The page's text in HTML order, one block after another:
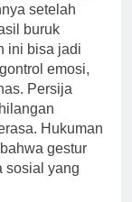
setelah
buruk
ini bisa jadi
emosi,
Persija
Hukuman
gestur
sosial yang